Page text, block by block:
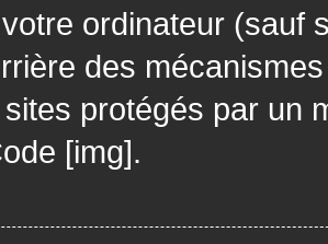
ordinateur (sauf
des
protégés par un
[img].